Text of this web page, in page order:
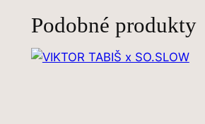
Podobné produkty